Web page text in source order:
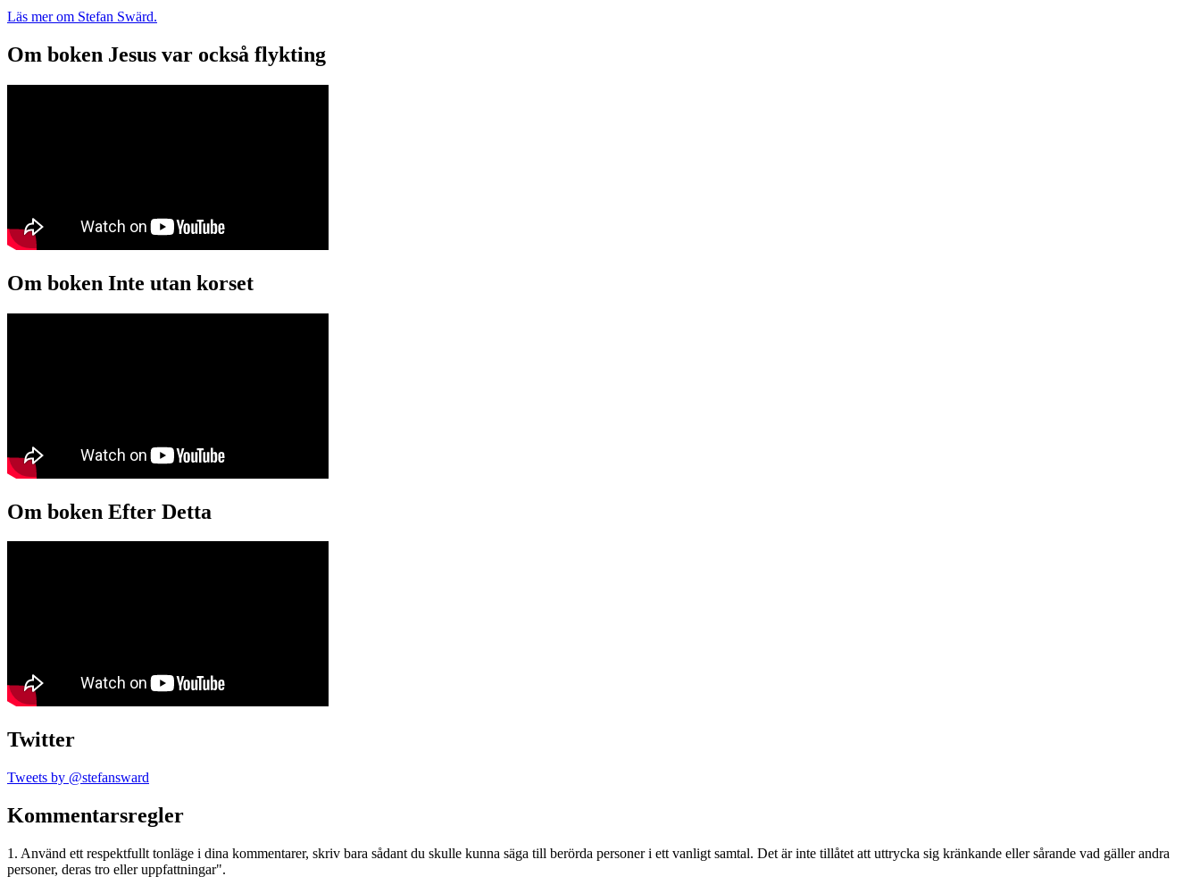
Läs mer om Stefan Swärd.
Om boken Jesus var också flykting
Om boken Inte utan korset
Om boken Efter Detta
Twitter
Tweets by @stefansward
Kommentarsregler
1. Använd ett respektfullt tonläge i dina kommentarer, skriv bara sådant du skulle kunna säga till berörda personer i ett vanligt samtal. Det är inte tillåtet att uttrycka sig kränkande eller sårande vad gäller andra
personer, deras tro eller uppfattningar".